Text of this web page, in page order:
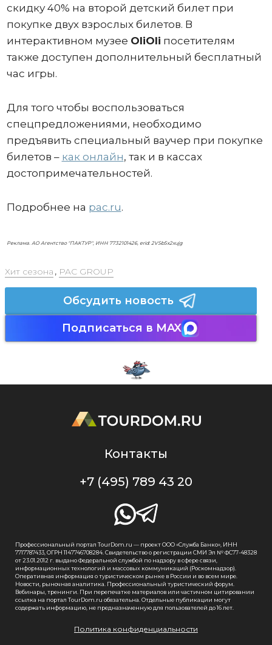
скидку 40% на второй детский билет при
покупке двух взрослых билетов. В
интерактивном музее OliOli посетителям
также доступен дополнительный бесплатный
час игры.
Для того чтобы воспользоваться
спецпредложениями, необходимо
предъявить специальный ваучер при покупке
билетов – как онлайн, так и в кассах
достопримечательностей.
Подробнее на pac.ru.
Реклама. АО Агентство "ПАКТУР", ИНН 7732101426, erid: 2VSb5x2xujg
Хит сезона , PAC GROUP
Обсудить новость
Подписаться в MAX
Контакты
+7 (495) 789 43 20
Профессиональный портал TourDom.ru — проект ООО «Служба Банко», ИНН
7717787433, ОГРН 1147746708284. Свидетельство о регистрации СМИ Эл № ФС77-48328
от 23.01.2012 г. выдано Федеральной службой по надзору в сфере связи,
информационных технологий и массовых коммуникаций (Роскомнадзор).
Оперативная информация о туристическом рынке в России и во всем мире.
Новости, рыночная аналитика. Профессиональный туристический форум.
Вебинары, тренинги. При перепечатке материалов или частичном цитировании
ссылка на портал TourDom.ru обязательна. Отдельные публикации могут
содержать информацию, не предназначенную для пользователей до 16 лет.
Политика конфиденциальности